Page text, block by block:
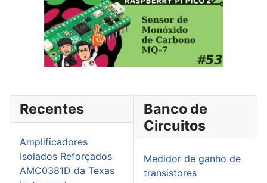
Recentes
Amplificadores
Isolados Reforçados
AMC0381D da Texas
Banco de
Circuitos
Medidor de ganho de
transistores